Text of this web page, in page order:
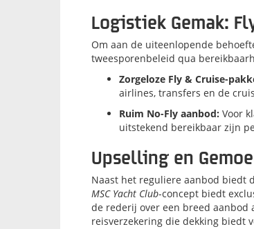
Logistiek Gemak:
Om aan de uiteenlopende
tweesporenbeleid qua
Zorgeloze Fly & Cruise-
airlines, transfers en de
Ruim No-Fly aanbod: Voor
uitstekend bereikbaar zijn
Upselling en
Naast het reguliere aanbod biedt
MSC Yacht Club-concept biedt
de rederij over een breed aanbod
reisverzekering die dekking biedt